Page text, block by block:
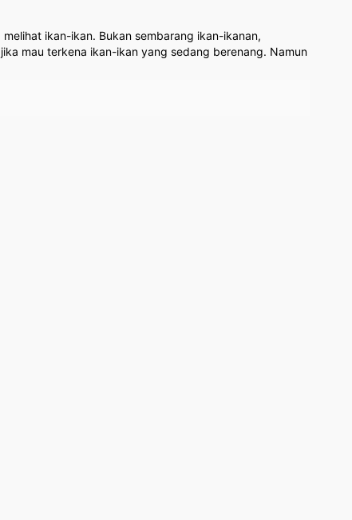
ikan-ikan. Bukan sembarang ikan-ikanan,
mau terkena ikan-ikan yang sedang berenang. Namun